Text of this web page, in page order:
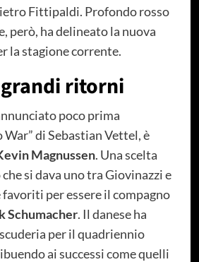
Fittipaldi. Profondo rosso
però, ha delineato la nuova
la stagione corrente.
ritorni
poco prima
di Sebastian Vettel, è
Magnussen. Una scelta
si dava uno tra Giovinazzi e
per essere il compagno
Schumacher. Il danese ha
per il quadriennio
ai successi come quelli